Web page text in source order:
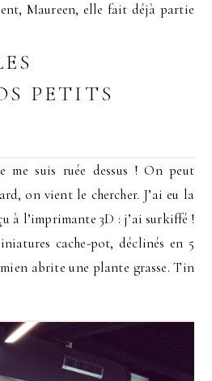
Maureen, elle fait déjà partie
PETITS
suis ruée dessus ! On peut
on vient le chercher. J’ai eu la
à l’imprimante 3D : j’ai surkiffé !
cache-pot, déclinés en 5
abrite une plante grasse. Tin